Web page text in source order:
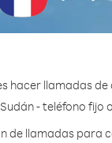
hacer llamadas
- teléfono
de llamadas para